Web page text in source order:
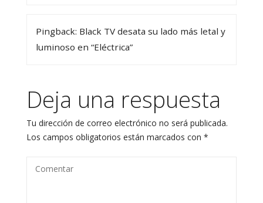
Pingback: Black TV desata su lado más letal y
luminoso en “Eléctrica”
Deja una respuesta
Tu dirección de correo electrónico no será publicada.
Los campos obligatorios están marcados con *